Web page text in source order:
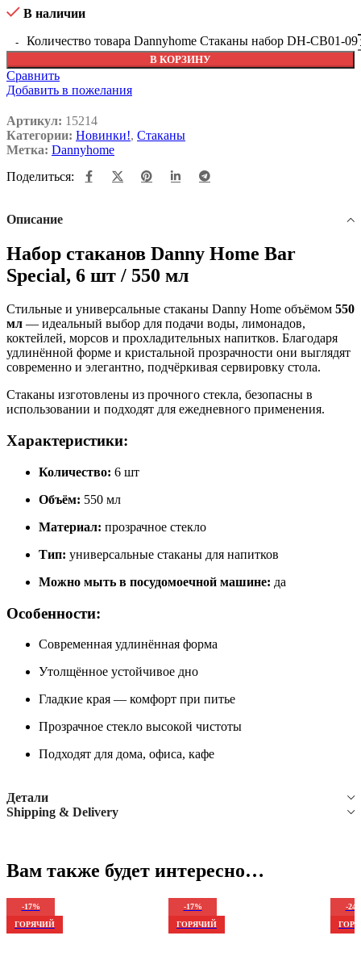
В наличии
Количество товара Dannyhome Стаканы набор DH-CB01-09
В КОРЗИНУ
Сравнить
Добавить в пожелания
Артикул: 15214
Категории: Новинки!, Стаканы
Метка: Dannyhome
Поделиться:
Описание
Набор стаканов Danny Home Bar
Special, 6 шт / 550 мл
Стильные и универсальные стаканы Danny Home объёмом 550
мл — идеальный выбор для подачи воды, лимонадов,
коктейлей, морсов и прохладительных напитков. Благодаря
удлинённой форме и кристальной прозрачности они выглядят
современно и элегантно, подчёркивая сервировку стола.
Стаканы изготовлены из прочного стекла, безопасны в
использовании и подходят для ежедневного применения.
Характеристики:
Количество: 6 шт
Объём: 550 мл
Материал: прозрачное стекло
Тип: универсальные стаканы для напитков
Можно мыть в посудомоечной машине: да
Особенности:
Современная удлинённая форма
Утолщённое устойчивое дно
Гладкие края — комфорт при питье
Прозрачное стекло высокой чистоты
Подходят для дома, офиса, кафе
Детали
Shipping & Delivery
Вам также будет интересно…
-17%
ГОРЯЧИЙ
-17%
ГОРЯЧИЙ
-